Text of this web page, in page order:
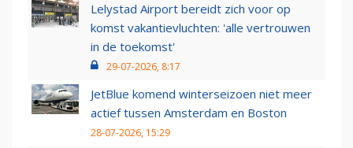
Lelystad Airport bereidt zich voor op
komst vakantievluchten: 'alle vertrouwen
in de toekomst'
29-07-2026, 8:17
JetBlue komend winterseizoen niet meer
actief tussen Amsterdam en Boston
28-07-2026, 15:29